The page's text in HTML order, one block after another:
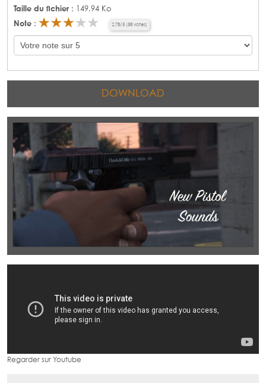
Taille du fichier : 149.94 Ko
Note : 2,78/5 58 votes)
DOWNLOAD
Regarder sur Youtube